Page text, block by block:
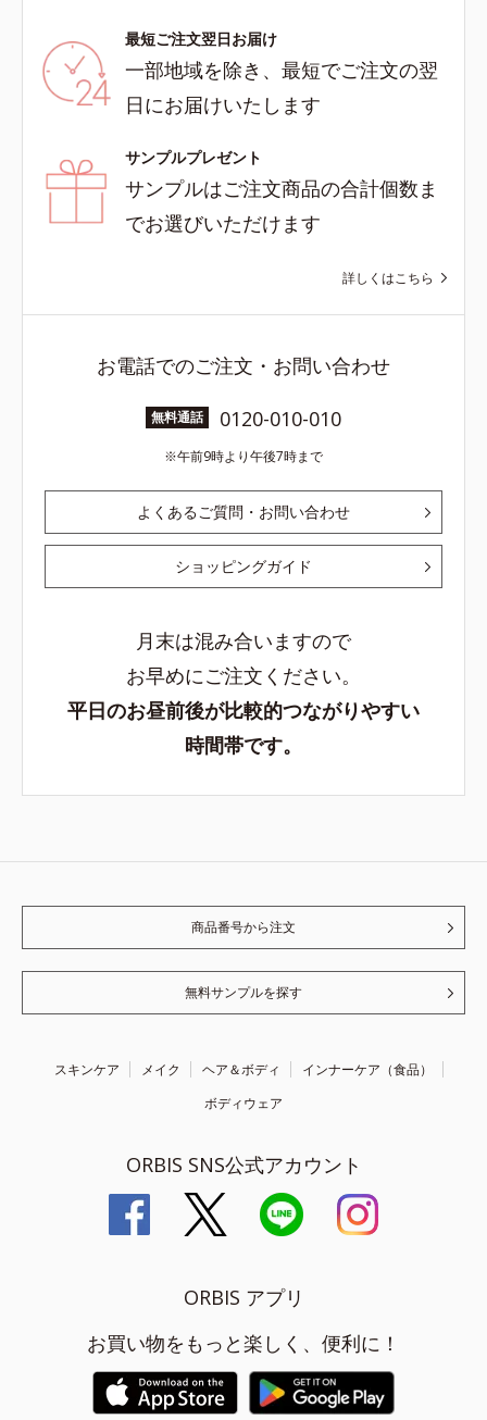
最短ご注文翌日お届け
一部地域を除き、最短でご注文の翌
日にお届けいたします
サンプルプレゼント
サンプルはご注文商品の合計個数ま
でお選びいただけます
詳しくはこちら
お電話でのご注文・お問い合わせ
無料通話 0120-010-010
午前9時より午後7時まで
よくあるご質問・お問い合わせ
ショッピングガイド
月末は混み合いますので
お早めにご注文ください。
平日のお昼前後が比較的つながりやすい
時間帯です。
商品番号から注文
無料サンプルを探す
スキンケア メイク ヘア＆ボディ
インナーケア（食品）
ボディウェア
ORBIS SNS公式アカウント
ORBIS アプリ
お買い物をもっと楽しく、便利に！